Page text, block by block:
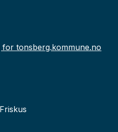
tonsberg.kommune.no